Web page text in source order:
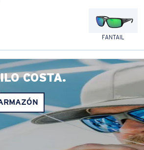
FANTAIL
COSTA.